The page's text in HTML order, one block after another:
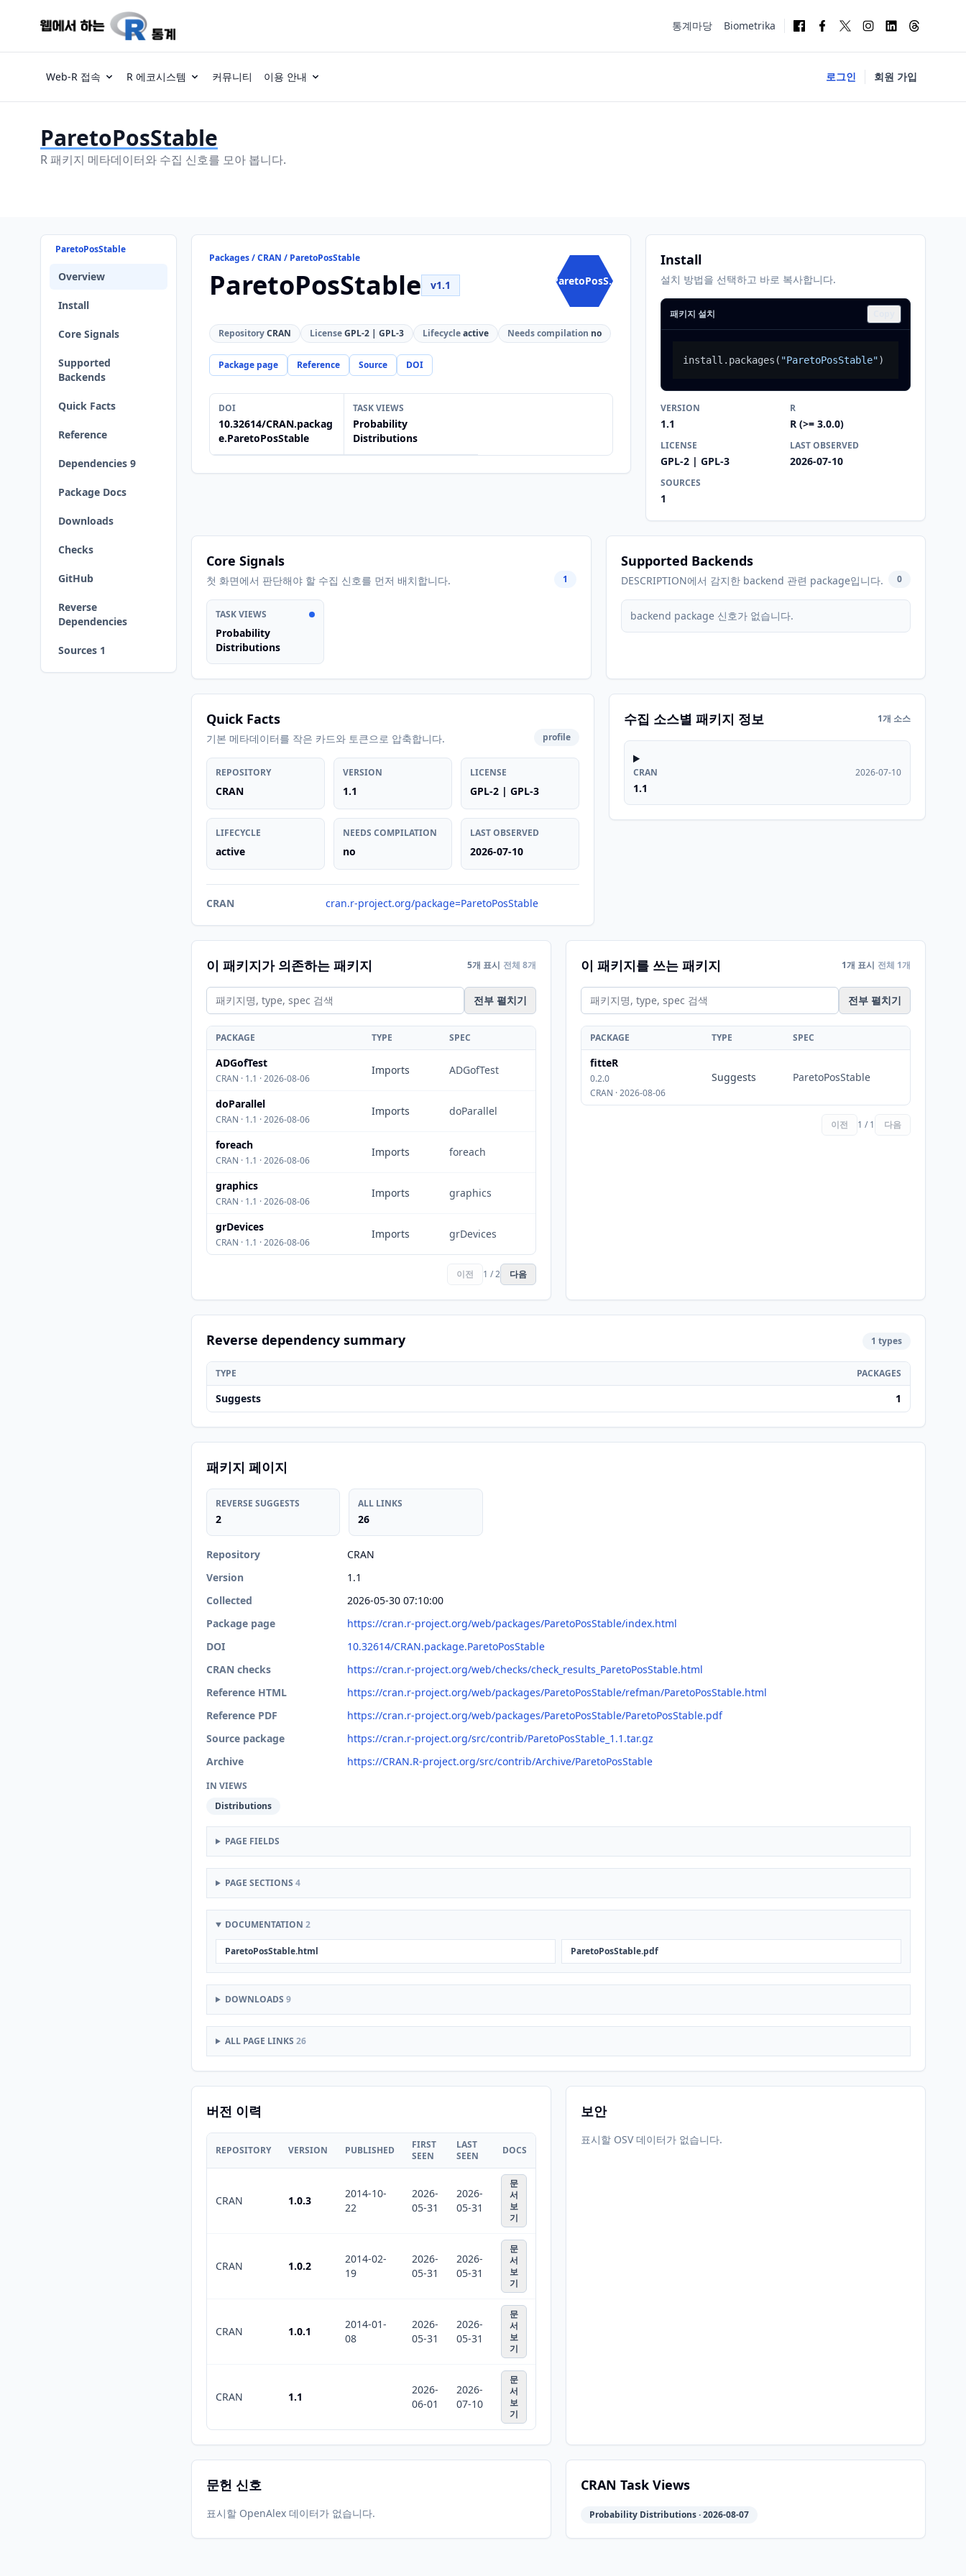
통계마당 Biometrika
Web-R 접속 R 에코시스템 커뮤니티 이용 안내 로그인 회원 가입
ParetoPosStable
R 패키지 메타데이터와 수집 신호를 모아 봅니다.
ParetoPosStable
Overview
Install
Core Signals
Supported
Backends
Quick Facts
Reference
Dependencies 9
Package Docs
Downloads
Checks
GitHub
Reverse
Dependencies
Sources 1
Packages / CRAN / ParetoPosStable
ParetoPosStable v1.1 ParetoPosS...
RepositoryCRAN LicenseGPL-2 | GPL-3 Lifecycleactive Needs compilation no
Package page Reference Source DOI
DOI
10.32614/CRAN.packag
e.ParetoPosStable
TASK VIEWS
Probability
Distributions
Install
설치 방법을 선택하고 바로 복사합니다.
패키지 설치
install.packages ( "ParetoPosStable")
VERSION
1.1
R
R (>= 3.0.0)
LICENSE
GPL-2 | GPL-3
LAST OBSERVED
2026-07-10
SOURCES
1
Core Signals
첫 화면에서 판단해야 할 수집 신호를 먼저 배치합니다. 1
TASK VIEWS
Probability
Distributions
Supported Backends
DESCRIPTION에서 감지한 backend 관련 package입니다. 0
backend package 신호가 없습니다.
Quick Facts
기본 메타데이터를 작은 카드와 토큰으로 압축합니다. profile
REPOSITORY
CRAN
VERSION
1.1
LICENSE
GPL-2 | GPL-3
LIFECYCLE
active
NEEDS COMPILATION
no
LAST OBSERVED
2026-07-10
CRAN cran.r-project.org/package=ParetoPosStable
수집 소스별 패키지 정보 1개 소스
CRAN
1.1
2026-07-10
이 패키지가 의존하는 패키지 5개 표시 전체 8개
전부 펼치기
PACKAGE TYPE SPEC
ADGofTest
CRAN · 1.1 · 2026-08-06
Imports ADGofTest
doParallel
CRAN · 1.1 · 2026-08-06
Imports doParallel
foreach
CRAN · 1.1 · 2026-08-06
Imports foreach
graphics
CRAN · 1.1 · 2026-08-06
Imports graphics
grDevices
CRAN · 1.1 · 2026-08-06
Imports grDevices
이전 1 / 2 다음
이 패키지를 쓰는 패키지 1개 표시 전체 1개
전부 펼치기
PACKAGE TYPE SPEC
fitteR
0.2.0
CRAN · 2026-08-06
Suggests ParetoPosStable
이전 1 / 1 다음
Reverse dependency summary 1 types
TYPE PACKAGES
Suggests 1
패키지 페이지
REVERSE SUGGESTS
2
ALL LINKS
26
Repository
CRAN
Version
1.1
Collected
2026-05-30 07:10:00
Package page
https://cran.r-project.org/web/packages/ParetoPosStable/index.html
DOI
10.32614/CRAN.package.ParetoPosStable
CRAN checks
https://cran.r-project.org/web/checks/check_results_ParetoPosStable.html
Reference HTML
https://cran.r-project.org/web/packages/ParetoPosStable/refman/ParetoPosStable.html
Reference PDF
https://cran.r-project.org/web/packages/ParetoPosStable/ParetoPosStable.pdf
Source package
https://cran.r-project.org/src/contrib/ParetoPosStable_1.1.tar.gz
Archive
https://CRAN.R-project.org/src/contrib/Archive/ParetoPosStable
IN VIEWS
Distributions
PAGE FIELDS
PAGE SECTIONS 4
DOCUMENTATION 2
ParetoPosStable.html ParetoPosStable.pdf
DOWNLOADS 9
ALL PAGE LINKS 26
버전 이력
REPOSITORY VERSION PUBLISHED
FIRST
SEEN
LAST
SEEN
DOCS
CRAN 1.0.3
2014-10-
22
2026-
05-31
2026-
05-31
문
서
보
기
CRAN 1.0.2
2014-02-
19
2026-
05-31
2026-
05-31
문
서
보
기
CRAN 1.0.1
2014-01-
08
2026-
05-31
2026-
05-31
문
서
보
기
CRAN 1.1
2026-
06-01
2026-
07-10
문
서
보
기
보안
표시할 OSV 데이터가 없습니다.
문헌 신호
표시할 OpenAlex 데이터가 없습니다.
CRAN Task Views
Probability Distributions · 2026-08-07